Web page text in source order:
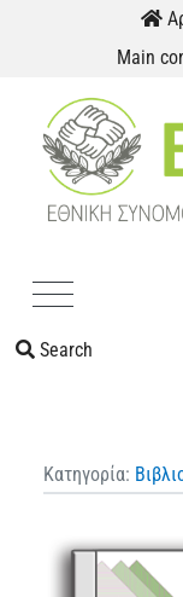
Main
Search
Κατηγορία: